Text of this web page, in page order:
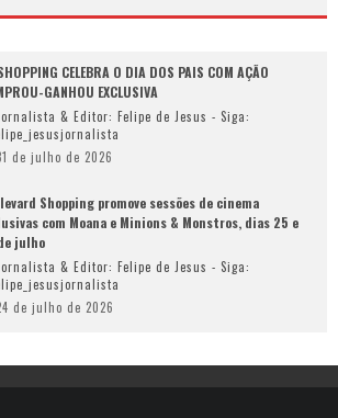
CELEBRA O DIA DOS PAIS COM AÇÃO
GANHOU EXCLUSIVA
& Editor: Felipe de Jesus - Siga:
de julho de 2026
Shopping promove sessões de cinema
com Moana e Minions & Monstros, dias 25 e
julho
& Editor: Felipe de Jesus - Siga:
de julho de 2026